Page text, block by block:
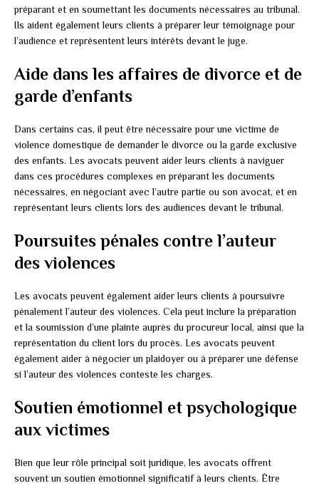
préparant et en soumettant les documents nécessaires au tribunal.
Ils aident également leurs clients à préparer leur témoignage pour
l’audience et représentent leurs intérêts devant le juge.
Aide dans les affaires de divorce et de
garde d’enfants
Dans certains cas, il peut être nécessaire pour une victime de
violence domestique de demander le divorce ou la garde exclusive
des enfants. Les avocats peuvent aider leurs clients à naviguer
dans ces procédures complexes en préparant les documents
nécessaires, en négociant avec l’autre partie ou son avocat, et en
représentant leurs clients lors des audiences devant le tribunal.
Poursuites pénales contre l’auteur
des violences
Les avocats peuvent également aider leurs clients à poursuivre
pénalement l’auteur des violences. Cela peut inclure la préparation
et la soumission d’une plainte auprès du procureur local, ainsi que la
représentation du client lors du procès. Les avocats peuvent
également aider à négocier un plaidoyer ou à préparer une défense
si l’auteur des violences conteste les charges.
Soutien émotionnel et psychologique
aux victimes
Bien que leur rôle principal soit juridique, les avocats offrent
souvent un soutien émotionnel significatif à leurs clients. Être